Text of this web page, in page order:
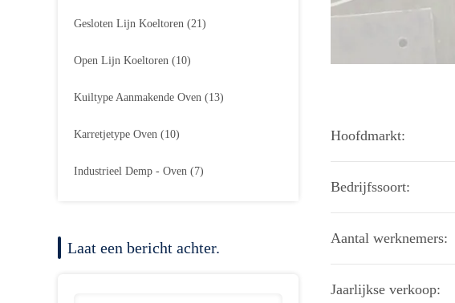
Gesloten Lijn Koeltoren (21)
Open Lijn Koeltoren (10)
Kuiltype Aanmakende Oven (13)
Karretjetype Oven (10)
Industrieel Demp - Oven (7)
Laat een bericht achter.
Hoofdmarkt:
Bedrijfssoort:
Aantal werknemers:
Jaarlijkse verkoop: